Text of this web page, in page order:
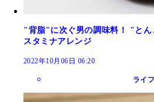
"背脂"に次ぐ男の調味料！ "と
スタミナアレンジ
2022年10月06日 06:20
ライ